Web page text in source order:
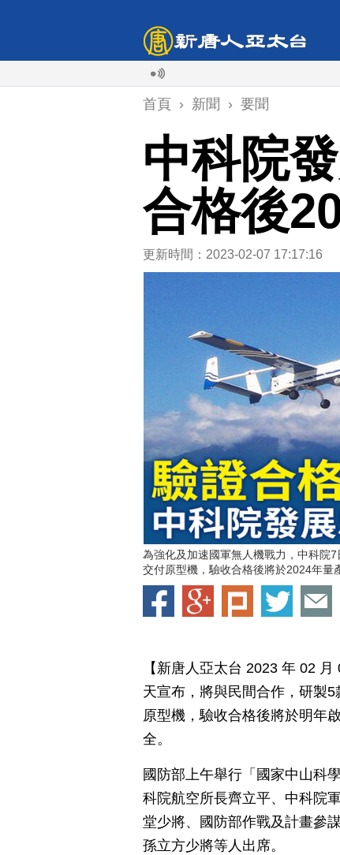
首頁 › 新聞 › 要聞
中科院
合格後
更新時間：2023-02-07 17:17:16
為強化及加速國軍無人機戰力，中科院
交付原型機，驗收合格後將於2024年量
【新唐人亞太台 2023 年 02
天宣布，將與民間合作，研製
原型機，驗收合格後將於明年
全。
國防部上午舉行「國家中山科
科院航空所長齊立平、中科院
堂少將、國防部作戰及計畫參
孫立方少將等人出席。